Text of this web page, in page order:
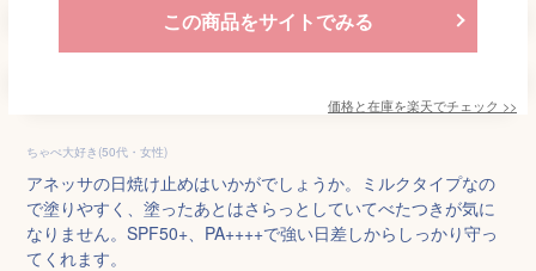
この商品をサイトでみる
価格と在庫を楽天でチェック >>
ちゃぺ大好き(50代・女性)
アネッサの日焼け止めはいかがでしょうか。ミルクタイプなの
で塗りやすく、塗ったあとはさらっとしていてべたつきが気に
なりません。SPF50+、PA++++で強い日差しからしっかり守っ
てくれます。